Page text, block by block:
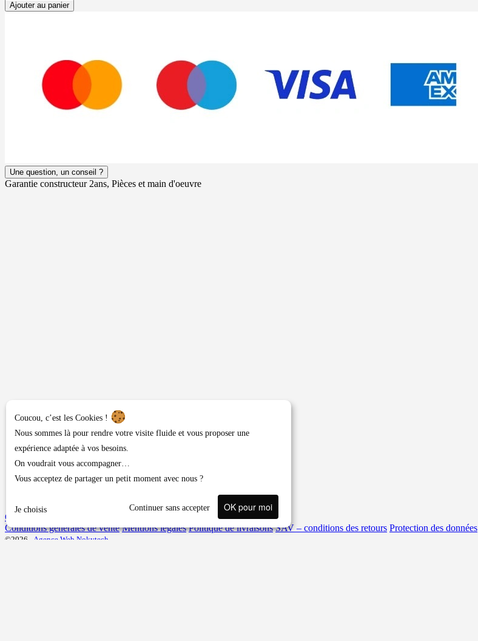
Ajouter au panier
Une question, un conseil ?
Garantie constructeur 2ans, Pièces et main d'oeuvre
Contact ou demandes diverses
Conditions générales de vente Mentions légales Politique de livraisons SAV – conditions des retours Protection des données
©2026 - Agence Web Nokytech
Coucou, c’est les Cookies !
Nous sommes là pour rendre votre visite fluide et vous proposer une
expérience adaptée à vos besoins.
On voudrait vous accompagner…
Vous acceptez de partager un petit moment avec nous ?
Je choisis Continuer sans accepter OK pour moi